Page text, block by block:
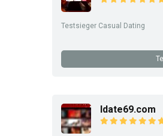
Testsieger Casual Dating
Idate69.com